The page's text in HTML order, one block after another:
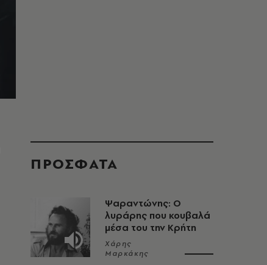
ΠΡΟΣΦΑΤΑ
Ψαραντώνης: Ο
λυράρης που κουβαλά
μέσα του την Κρήτη
Χάρης
Μαρκάκης